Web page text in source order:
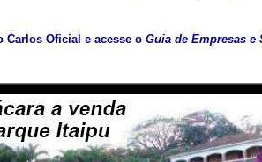
Carlos Oficial e acesse o Guia de Empresas e